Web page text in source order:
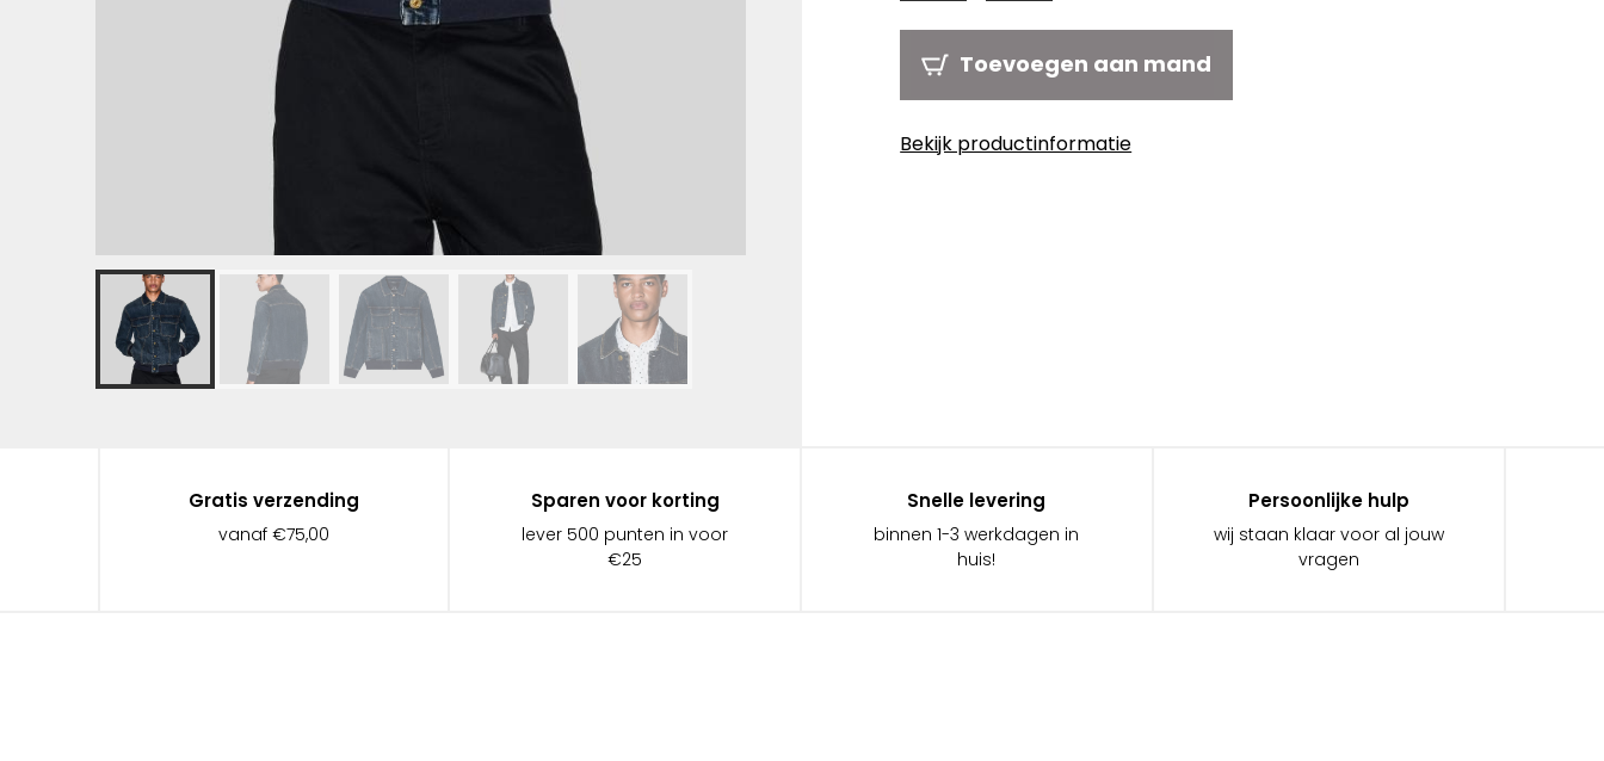
Toevoegen aan mand
Bekijk productinformatie
Gratis verzending
vanaf €75,00
Sparen voor korting
lever 500 punten in voor
€25
Snelle levering
binnen 1-3 werkdagen in
huis!
Persoonlijke hulp
wij staan klaar voor al jouw
vragen